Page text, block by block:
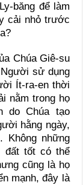
băng để làm
cải nhỏ trước
Chúa Giê-su
sử dụng
Ít-ra-en thời
nằm trong họ
do Chúa tạo
hằng ngày,
Không những
đất tốt có thể
cũng là họ
mạnh, đây là